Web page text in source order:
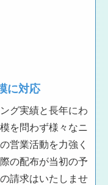
に対応
グ実績と長年にわ
を問わず様々なニ
営業活動を力強く
の配布が当初の予
請求はいたしませ